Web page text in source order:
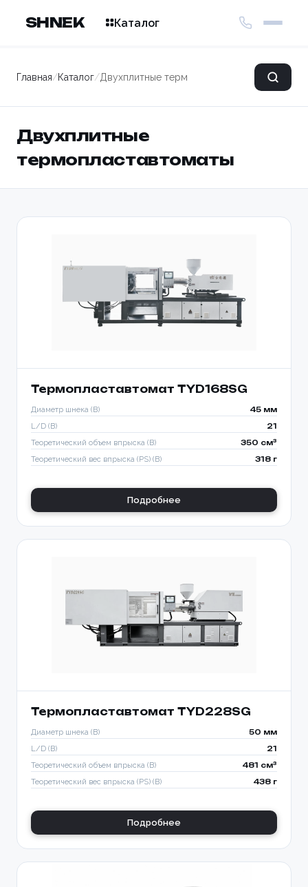
SHNEK Каталог
Главная/Каталог/Двухплитные термопластавтоматы
Двухплитные
термопластавтоматы
Термопластавтомат TYD168SG
Диаметр шнека (B) 45 мм
L/D (B) 21
Теоретический объем впрыска (B) 350 см³
Теоретический вес впрыска (PS) (B) 318 г
Подробнее
Термопластавтомат TYD228SG
Диаметр шнека (B) 50 мм
L/D (B) 21
Теоретический объем впрыска (B) 481 см³
Теоретический вес впрыска (PS) (B) 438 г
Подробнее